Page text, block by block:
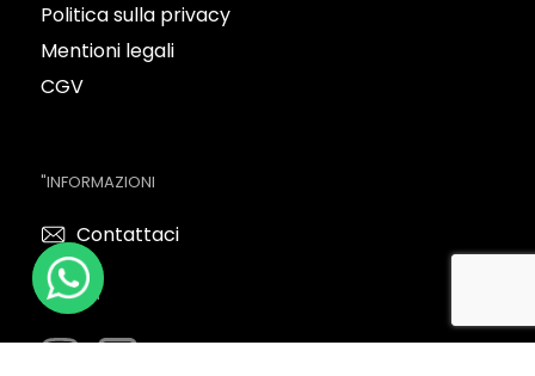
Politica sulla privacy
Mentioni legali
CGV
"INFORMAZIONI
Contattaci
SEGUICI